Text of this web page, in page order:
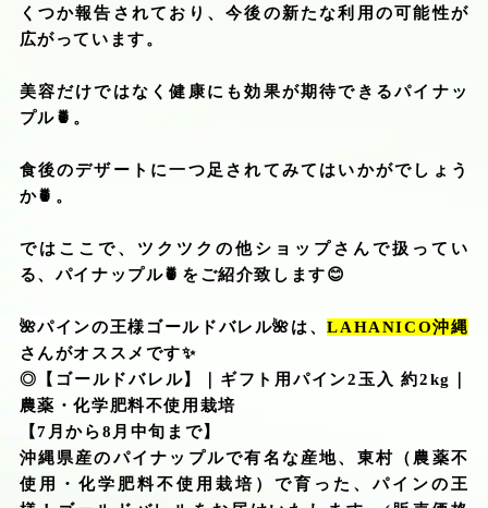
くつか報告されており、今後の新たな利用の可能性が
広がっています。
美容だけではなく健康にも効果が期待できるパイナッ
プル🍍 。
食後のデザートに一つ足されてみてはいかがでしょう
か🍍 。
ではここで、ツクツクの他ショップさんで扱ってい
る、パイナップル🍍 をご紹介致します😊
🌺パインの王様ゴールドバレル🌺は、LAHANICO沖縄
さんがオススメです✨
◎【ゴールドバレル】｜ギフト用パイン2 玉入 約2kg
農薬・化学肥料不使用栽培
【7 月から8 月中旬まで】
沖縄県産のパイナップルで有名な産地、東村（農薬不
使用・化学肥料不使用栽培）で育った、パインの王